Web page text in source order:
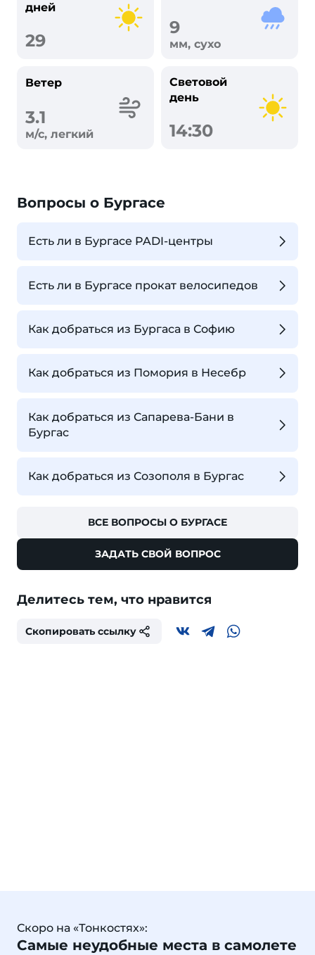
дней
29
9
мм, сухо
Ветер
3.1
м/с, легкий
Световой
день
14:30
Вопросы о Бургасе
Есть ли в Бургасе PADI-центры
Есть ли в Бургасе прокат велосипедов
Как добраться из Бургаса в Софию
Как добраться из Помория в Несебр
Как добраться из Сапарева-Бани в
Бургас
Как добраться из Созополя в Бургас
ВСЕ ВОПРОСЫ О БУРГАСЕ
ЗАДАТЬ СВОЙ ВОПРОС
Делитесь тем, что нравится
Скопировать ссылку
Скоро на «Тонкостях»:
Самые неудобные места в самолете